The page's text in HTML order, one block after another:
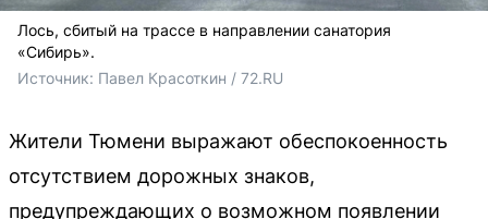
Лось, сбитый на трассе в направлении санатория
«Сибирь».
Источник: Павел Красоткин / 72.RU
Жители Тюмени выражают обеспокоенность
отсутствием дорожных знаков,
предупреждающих о возможном появлении